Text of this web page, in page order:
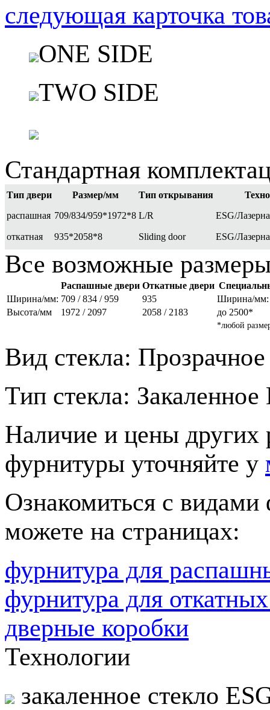
следующая карточка
ONE SIDE
TWO SIDE
Стандартная
Тип двери Размер/мм Тип открывания
распашная 709/834/959*1972*8 L/R ESG/
откатная 935*2058*8 Sliding door ESG/
Все возможные
Распашные двери Откатные двери
Ширина/мм: 709 / 834 / 959 935
Ширина/мм:
Высота/мм
1972 / 2097 2058 / 2183 до 2500*
*любой
Вид стекла:
Тип стекла:
Наличие и цены других
фурнитуры уточняйте у
Ознакомиться с
можете на страницах:
фурнитура для
фурнитура для
дверные коробки
Технологии
закаленное стекло